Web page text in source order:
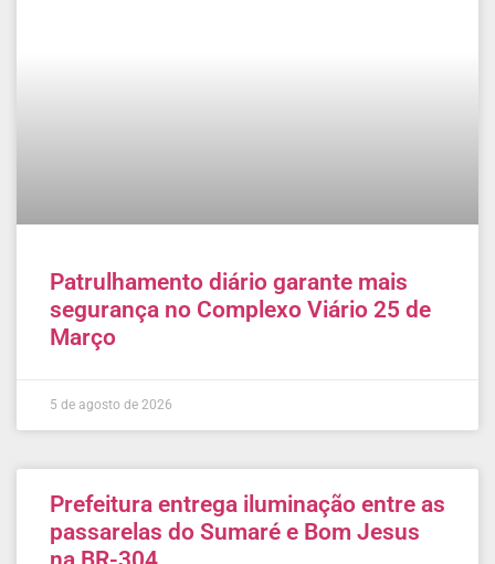
Patrulhamento diário garante mais
segurança no Complexo Viário 25 de
Março
5 de agosto de 2026
Prefeitura entrega iluminação entre as
passarelas do Sumaré e Bom Jesus